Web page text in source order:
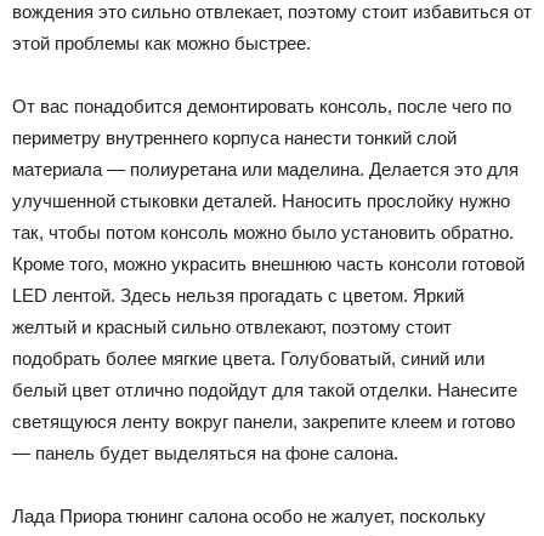
вождения это сильно отвлекает, поэтому стоит избавиться от
этой проблемы как можно быстрее.
От вас понадобится демонтировать консоль, после чего по
периметру внутреннего корпуса нанести тонкий слой
материала — полиуретана или маделина. Делается это для
улучшенной стыковки деталей. Наносить прослойку нужно
так, чтобы потом консоль можно было установить обратно.
Кроме того, можно украсить внешнюю часть консоли готовой
LED лентой. Здесь нельзя прогадать с цветом. Яркий
желтый и красный сильно отвлекают, поэтому стоит
подобрать более мягкие цвета. Голубоватый, синий или
белый цвет отлично подойдут для такой отделки. Нанесите
светящуюся ленту вокруг панели, закрепите клеем и готово
— панель будет выделяться на фоне салона.
Лада Приора тюнинг салона особо не жалует, поскольку